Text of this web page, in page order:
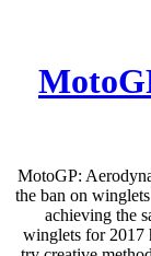
MotoGP:
the ban on
achieving the
winglets for 2017